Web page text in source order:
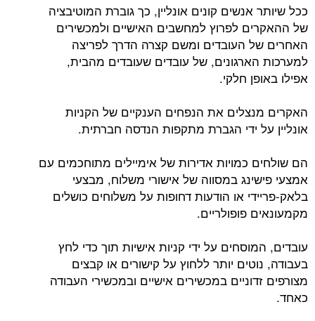
ככל שיותר אנשים קונים אונליין, כך גוברת המוטיבציה
של ההאקרים לפרוץ למחשבים האישיים ולמכשירים
האחרים של העובדים ומשם קצרה הדרך לפריצה
למערכות הארגונים, של עובדים שעובדים מהבית,
אפילו באופן חלקי.
האקרים מנצלים את הנפחים הענקיים של הקניות
אונליין על ידי הגברת מתקפות הנדסה חברתית.
הם שולחים כמויות אדירות של אימיילים מתוחכמים עם
אמצעי פישינג במסווה של אישורי משלוח, מבצעי
בלאק-פריידי או הודעות דחופות על משלוחים כושלים
מקמעונאים פופולריים.
עובדים, המוסחים על ידי קניות אישיות תוך כדי לחץ
בעבודה, נוטים יותר ללחוץ על קישורים או קבצים
מצורפים זדוניים במכשירים אישיים ובמכשירי העבודה
כאחד.